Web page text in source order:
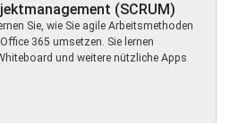
(SCRUM)
Sie, wie Sie agile Arbeitsmethoden
365 umsetzen. Sie lernen
und weitere nützliche Apps